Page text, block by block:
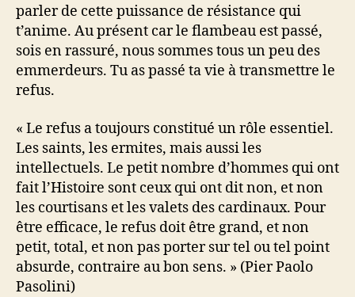
parler de cette puissance de résistance qui
t’anime. Au présent car le flambeau est passé,
sois en rassuré, nous sommes tous un peu des
emmerdeurs. Tu as passé ta vie à transmettre le
refus.
« Le refus a toujours constitué un rôle essentiel.
Les saints, les ermites, mais aussi les
intellectuels. Le petit nombre d’hommes qui ont
fait l’Histoire sont ceux qui ont dit non, et non
les courtisans et les valets des cardinaux. Pour
être efficace, le refus doit être grand, et non
petit, total, et non pas porter sur tel ou tel point
absurde, contraire au bon sens. » (Pier Paolo
Pasolini)